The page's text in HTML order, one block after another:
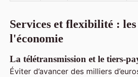
Services et flexibilité :
l'économie
La télétransmission et le tiers-
Éviter d’avancer des milliers